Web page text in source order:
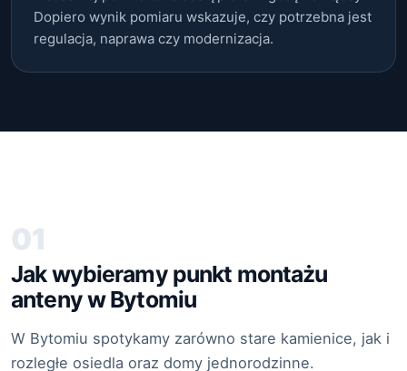
Dopiero wynik pomiaru wskazuje, czy potrzebna jest
regulacja, naprawa czy modernizacja.
01
Jak wybieramy punkt montażu
anteny w Bytomiu
W Bytomiu spotykamy zarówno stare kamienice, jak i
rozległe osiedla oraz domy jednorodzinne.